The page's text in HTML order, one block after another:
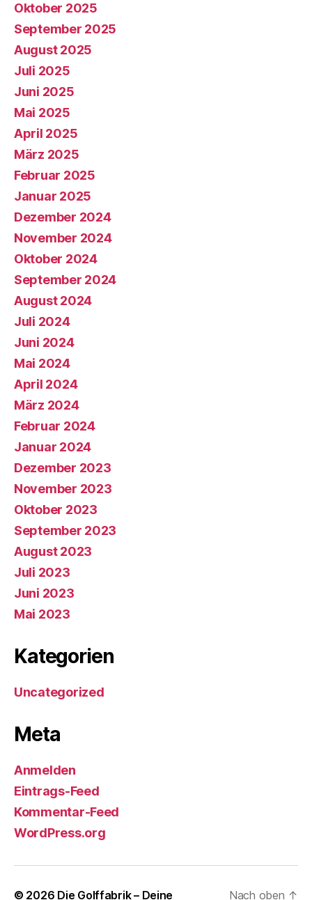
Oktober 2025
September 2025
August 2025
Juli 2025
Juni 2025
Mai 2025
April 2025
März 2025
Februar 2025
Januar 2025
Dezember 2024
November 2024
Oktober 2024
September 2024
August 2024
Juli 2024
Juni 2024
Mai 2024
April 2024
März 2024
Februar 2024
Januar 2024
Dezember 2023
November 2023
Oktober 2023
September 2023
August 2023
Juli 2023
Juni 2023
Mai 2023
Kategorien
Uncategorized
Meta
Anmelden
Eintrags-Feed
Kommentar-Feed
WordPress.org
© 2026 Die Golffabrik – Deine Nach oben ↑